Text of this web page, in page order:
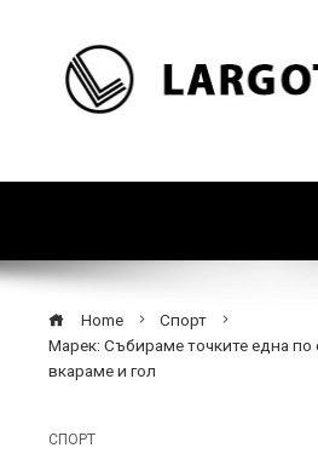
Home
Спорт
Марек: Събираме точките една по
вкараме и гол
СПОРТ